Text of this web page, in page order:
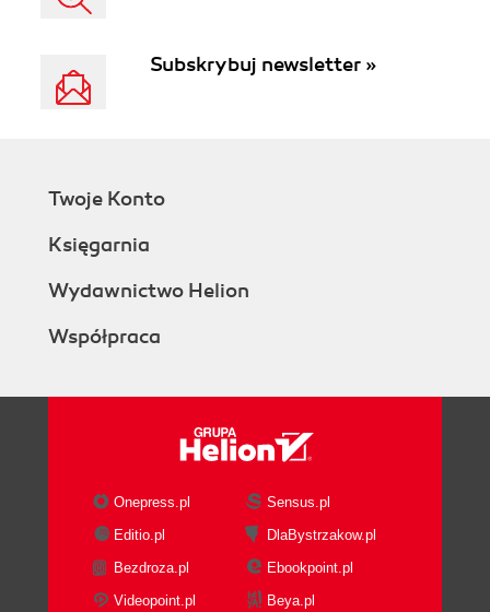
Subskrybuj newsletter »
Twoje Konto
Księgarnia
Wydawnictwo Helion
Współpraca
Onepress.pl
Sensus.pl
Editio.pl
DlaBystrzakow.pl
Bezdroza.pl
Ebookpoint.pl
Videopoint.pl
Beya.pl